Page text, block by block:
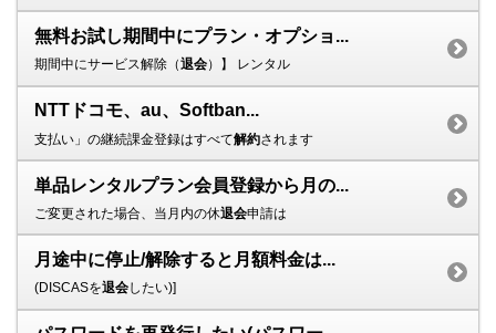
無料お試し期間中にプラン・オプショ...
期間中にサービス解除（退会）】 レンタル
NTTドコモ、au、Softban...
支払い」の継続課金登録はすべて解約されます
単品レンタルプラン会員登録から月の...
ご変更された場合、当月内の休退会申請は
月途中に停止/解除すると月額料金は...
(DISCASを退会したい)]